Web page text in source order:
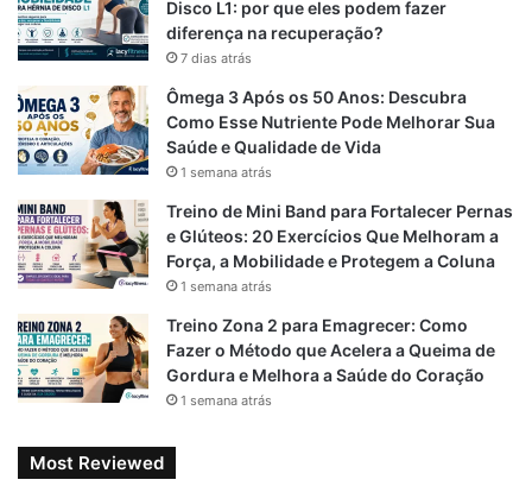
caminhadas leves ajudam a reduzir o cortisol (hormônio do
estresse).
Adaptação Hormonal: A Realidade
Pós-40
Com o passar dos anos, os níveis de testosterona tendem
a cair , o que afeta diretamente a capacidade de construir
músculos. Embora a reposição hormonal deva ser
discutida com um médico,
há maneiras naturais de
estimular a testosterona :
Exercícios compostos intensos
Redução de álcool e açúcar
Disco L1: por que eles podem fazer
diferença na recuperação?
7 dias atrás
Ômega 3 Após os 50 Anos: Descubra
Como Esse Nutriente Pode Melhorar Sua
Saúde e Qualidade de Vida
1 semana atrás
Treino de Mini Band para Fortalecer Pernas
e Glúteos: 20 Exercícios Que Melhoram a
Força, a Mobilidade e Protegem a Coluna
1 semana atrás
Treino Zona 2 para Emagrecer: Como
Fazer o Método que Acelera a Queima de
Gordura e Melhora a Saúde do Coração
1 semana atrás
Most Reviewed